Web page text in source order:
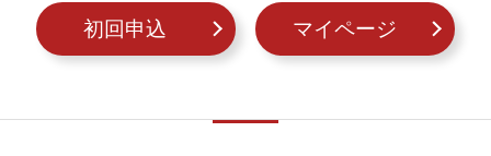
初回申込 マイページ